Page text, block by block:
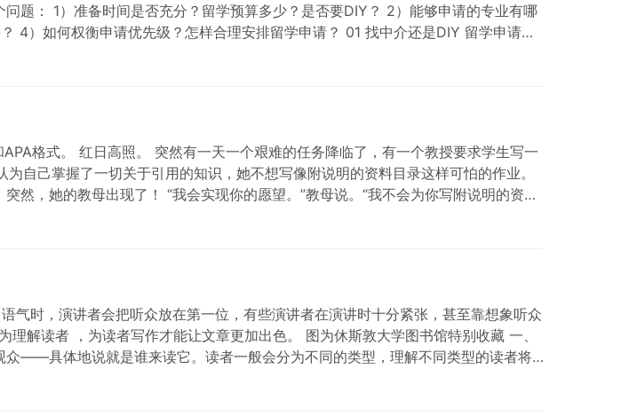
题： 1）准备时间是否充分？留学预算多少？是否要DIY？ 2）能够申请的专业有哪
4）如何权衡申请优先级？怎样合理安排留学申请？ 01 找中介还是DIY 留学申请，
格式。 红日高照。 突然有一天一个艰难的任务降临了，有一个教授要求学生写一
己掌握了一切关于引用的知识，她不想写像附说明的资料目录这样可怕的作业。
，她的教母出现了！ “我会实现你的愿望。”教母说。“我不会为你写附说明的资料
气时，演讲者会把听众放在第一位，有些演讲者在演讲时十分紧张，甚至靠想象听众
解读者 ，为读者写作才能让文章更加出色。 图为休斯敦大学图书馆特别收藏 一、
——具体地说就是谁来读它。读者一般会分为不同的类型，理解不同类型的读者将